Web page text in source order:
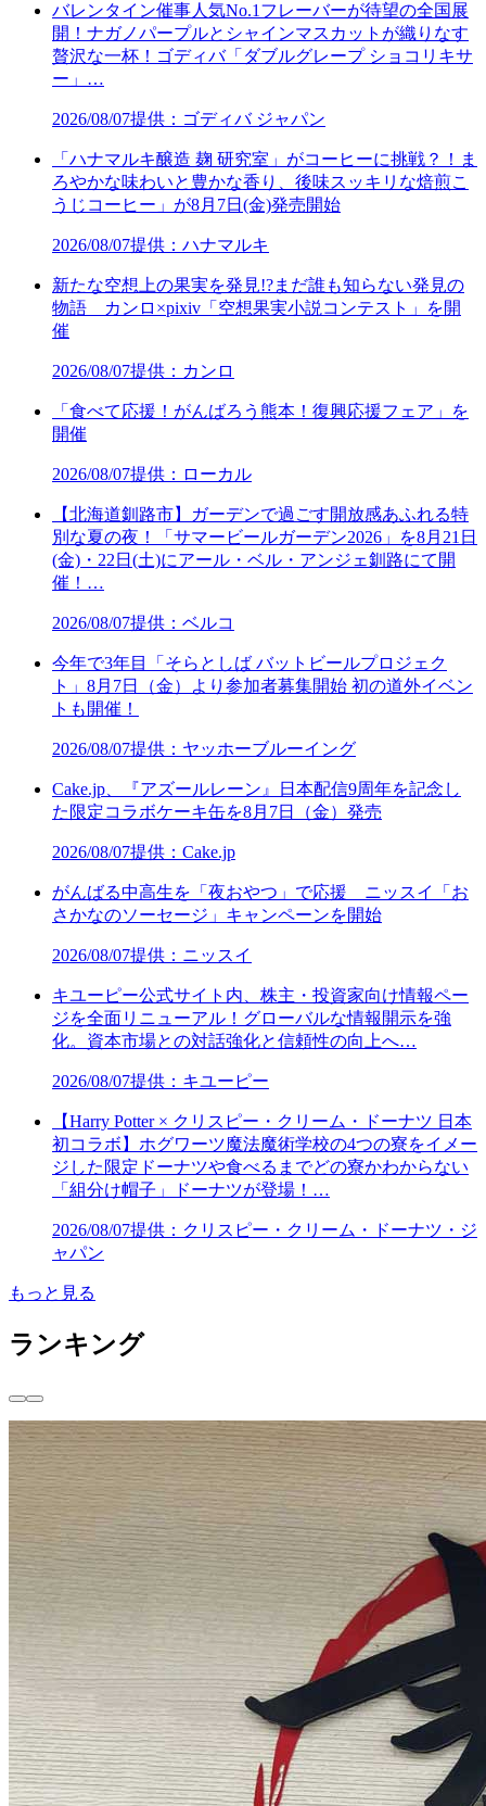
バレンタイン催事人気No.1フレーバーが待望の全国展
開！ナガノパープルとシャインマスカットが織りなす
贅沢な一杯！ゴディバ「ダブルグレープ ショコリキサ
ー」…
2026/08/07提供：ゴディバ ジャパン
「ハナマルキ醸造 麹 研究室」がコーヒーに挑戦？！ま
ろやかな味わいと豊かな香り、後味スッキリな焙煎こ
うじコーヒー」が8月7日(金)発売開始
2026/08/07提供：ハナマルキ
新たな空想上の果実を発見!?まだ誰も知らない発見の
物語 カンロ×pixiv「空想果実小説コンテスト」を開
催
2026/08/07提供：カンロ
「食べて応援！がんばろう熊本！復興応援フェア」を
開催
2026/08/07提供：ローカル
【北海道釧路市】ガーデンで過ごす開放感あふれる特
別な夏の夜！「サマービールガーデン2026」を8月21日
(金)・22日(土)にアール・ベル・アンジェ釧路にて開
催！…
2026/08/07提供：ベルコ
今年で3年目「そらとしば バットビールプロジェク
ト」8月7日（金）より参加者募集開始 初の道外イベン
トも開催！
2026/08/07提供：ヤッホーブルーイング
Cake.jp、『アズールレーン』日本配信9周年を記念し
た限定コラボケーキ缶を8月7日（金）発売
2026/08/07提供：Cake.jp
がんばる中高生を「夜おやつ」で応援 ニッスイ「お
さかなのソーセージ」キャンペーンを開始
2026/08/07提供：ニッスイ
キユーピー公式サイト内、株主・投資家向け情報ペー
ジを全面リニューアル！グローバルな情報開示を強
化。資本市場との対話強化と信頼性の向上へ…
2026/08/07提供：キユーピー
【Harry Potter × クリスピー・クリーム・ドーナツ 日本
初コラボ】ホグワーツ魔法魔術学校の4つの寮をイメー
ジした限定ドーナツや食べるまでどの寮かわからない
「組分け帽子」ドーナツが登場！…
2026/08/07提供：クリスピー・クリーム・ドーナツ・ジ
ャパン
もっと見る
ランキング